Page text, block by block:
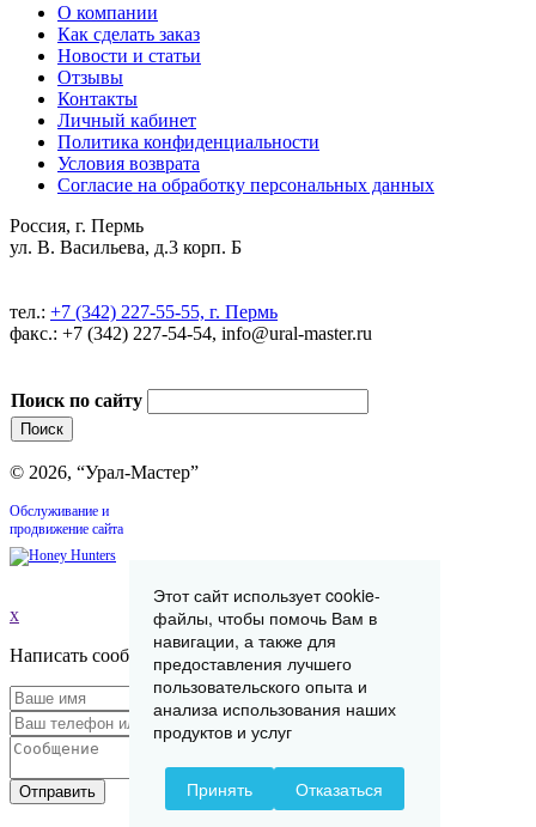
О компании
Как сделать заказ
Новости и статьи
Отзывы
Контакты
Личный кабинет
Политика конфиденциальности
Условия возврата
Согласие на обработку персональных данных
Россия, г. Пермь
ул. В. Васильева, д.3 корп. Б
тел.: +7 (342) 227-55-55, г. Пермь
факс.: +7 (342) 227-54-54, info@ural-master.ru
Поиск по сайту
© 2026, “Урал-Мастер”
Обслуживание и
продвижение сайта
x
Написать сообщение
Отправить
Этот сайт использует cookie-
файлы, чтобы помочь Вам в
навигации, а также для
предоставления лучшего
пользовательского опыта и
анализа использования наших
продуктов и услуг
Принять Отказаться